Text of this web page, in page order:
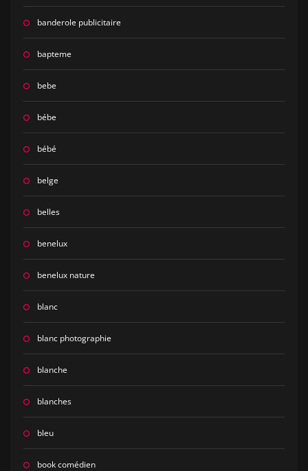
banderole publicitaire
bapteme
bebe
bébe
bébé
belge
belles
benelux
benelux nature
blanc
blanc photographie
blanche
blanches
bleu
book comédien